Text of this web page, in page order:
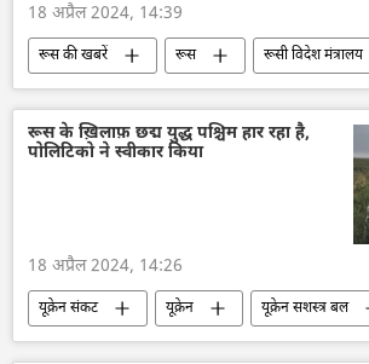
18 अप्रैल 2024, 14:39
रूस की खबरें रूस
रूसी विदेश मंत्रालय
सर्गे लवरोव
मारिया ज़खारोवा
Sputnik
बहुध्रुवीय दुनिया
बहुपक्षीय राजनय
रूस के ख़िलाफ़ छद्म युद्ध पश्चिम हार रहा है,
पोलिटिको ने स्वीकार किया
18 अप्रैल 2024, 14:26
यूक्रेन संकट यूक्रेन
यूक्रेन सशस्त्र बल
यूक्रेन का जवाबी हमला
रूस
नाटो